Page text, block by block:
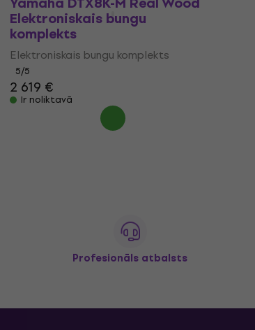
Elektroniskais bungu
komplekts
Elektroniskais bungu komplekts
5/5
2 619 €
Ir noliktavā
Profesionāls atbalsts